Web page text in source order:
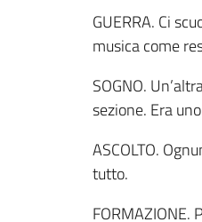
GUERRA. Ci
musica come
SOGNO.
sezione. Era
ASCOLTO.
tutto.
FORMAZIONE.